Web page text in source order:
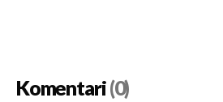
Komentari(0)